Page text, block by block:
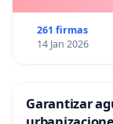
261 firmas
14 Jan 2026
Garantizar